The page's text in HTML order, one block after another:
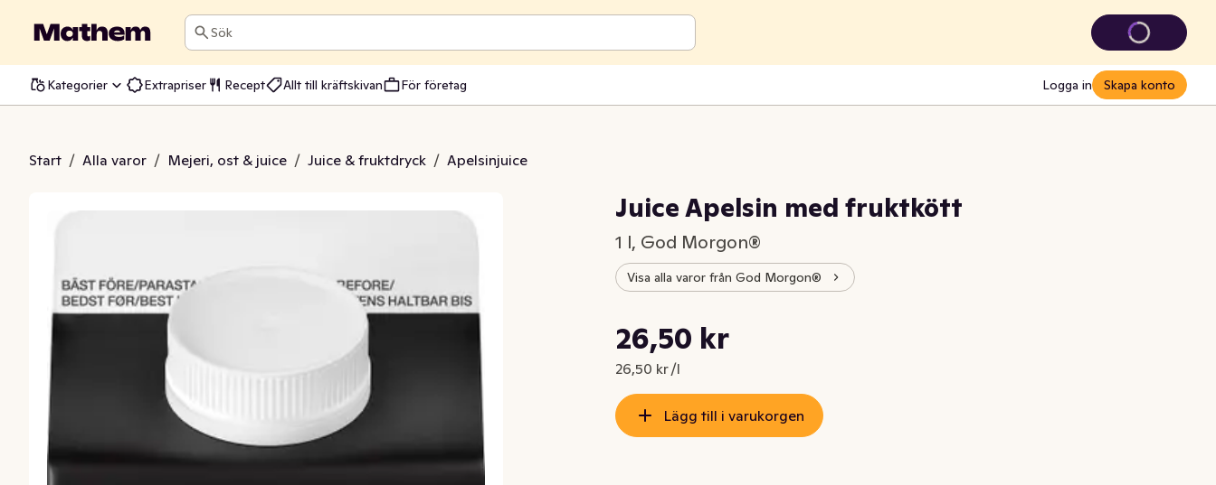
Sök
Kategorier Extrapriser Recept Allt till kräftskivan För företag Logga in Skapa konto
Start / Alla varor / Mejeri, ost & juice / Juice & fruktdryck / Apelsinjuice
med fruktkött
Juice Apelsin med fruktkött
1 l, God Morgon®
Visa alla varor från God Morgon®
Nuvarande pris är: 26,50 kr
26,50 kr
26,50 kr /l
Styckpris: 26,50 kr /l
Lägg till i varukorgen